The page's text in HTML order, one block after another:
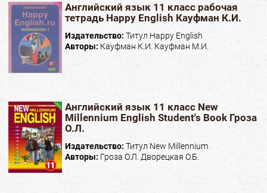
Английский язык 11 класс рабочая
тетрадь Happy English Кауфман К.И.
Издательство: Титул Happy English
Авторы: Кауфман К.И. Кауфман М.И.
Английский язык 11 класс New
Millennium English Student's Book Гроза
О.Л.
Издательство: Титул New Millennium
Авторы: Гроза О.Л. Дворецкая О.Б.